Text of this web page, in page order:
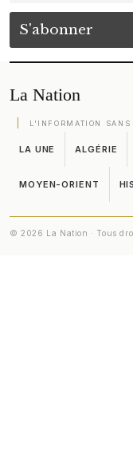
La Nation
L'INFORMATION SANS
LA UNE ALGÉRIE
MOYEN-ORIENT
© 2026 La Nation · Tous